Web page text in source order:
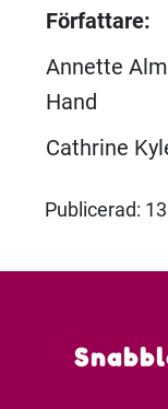
Författare:
Annette
Hand
Cathrine
Publicerad: